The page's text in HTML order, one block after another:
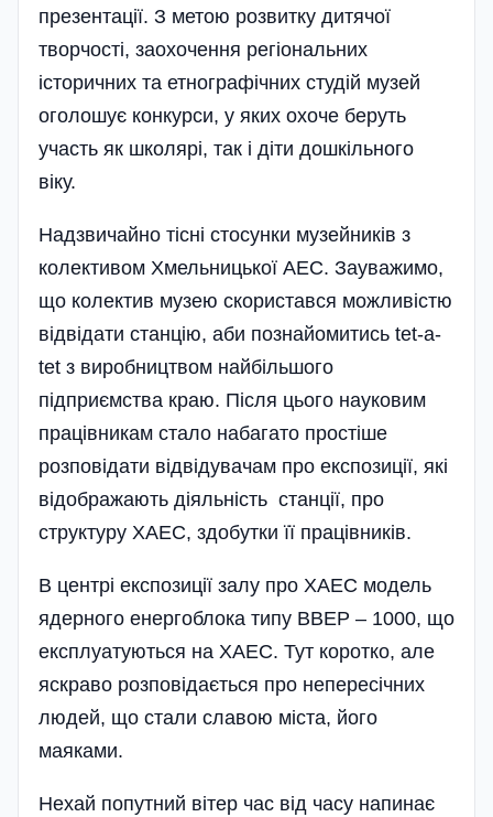
презентації. З метою розвитку дитячої
творчості, заохочення регіональних
історичних та етнографі­чних студій музей
оголошує конкурси, у яких охоче беруть
участь як школярі, так і діти дошкільного
віку.
Надзвичайно тісні стосунки музейників з
колективом Хмельницької АЕС. Зауважимо,
що колектив музею скористався можливістю
відвідати станцію, аби познайомитись tet-a-
tet з виробництвом найбільшого
підприємства краю. Після цього науковим
працівникам стало набагато простіше
розповідати відвідувачам про експозиції, які
відображають діяльність станції, про
структуру ХАЕС, здобутки її працівників.
В центрі експозиції залу про ХАЕС модель
ядерного енергоблока типу ВВЕР – 1000, що
експлуатуються на ХАЕС. Тут коротко, але
яскраво розповідається про непересічних
людей, що стали славою міста, його
маяками.
Нехай попутний вітер час від часу напинає